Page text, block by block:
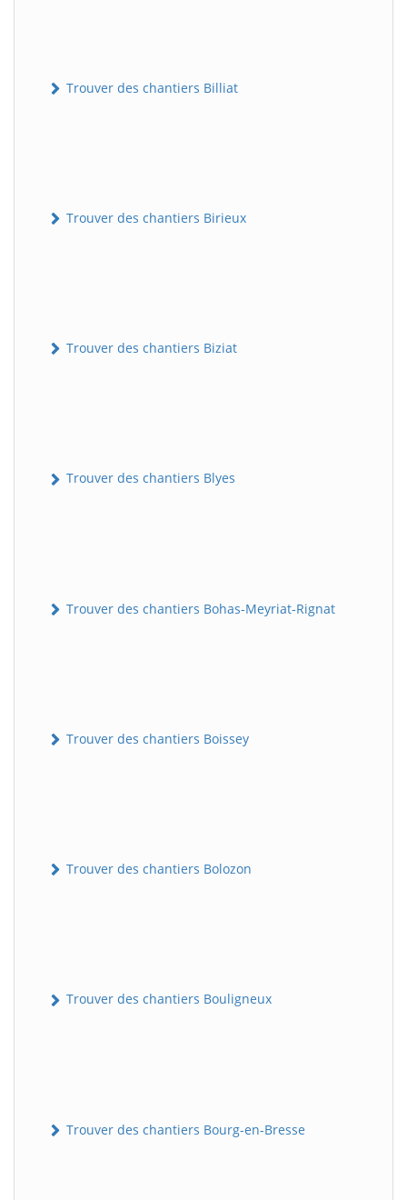
Trouver des chantiers Billiat
Trouver des chantiers Birieux
Trouver des chantiers Biziat
Trouver des chantiers Blyes
Trouver des chantiers Bohas-Meyriat-Rignat
Trouver des chantiers Boissey
Trouver des chantiers Bolozon
Trouver des chantiers Bouligneux
Trouver des chantiers Bourg-en-Bresse